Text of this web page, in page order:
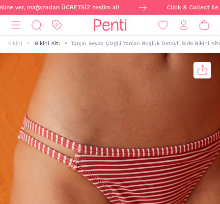
ver, mağazadan ÜCRETSİZ teslim al! Click & Collect ile
Bikini Bikini Altı Tarçın Beyaz Çizgili Yanları Boşluk Detaylı Side Bikini Altı